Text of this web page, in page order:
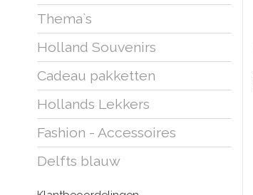
Thema`s
Holland Souvenirs
Cadeau pakketten
Hollands Lekkers
Fashion - Accessoires
Delfts blauw